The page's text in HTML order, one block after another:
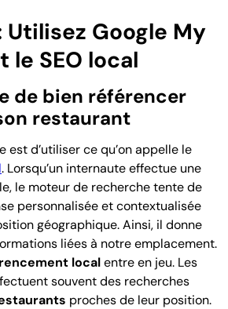
Utilisez Google My
le SEO local
de bien référencer
restaurant
est d’utiliser ce qu’on appelle le
. Lorsqu’un internaute effectue une
le moteur de recherche tente de
personnalisée et contextualisée
géographique. Ainsi, il donne
liées à notre emplacement.
localentre en jeu. Les
souvent des recherches
proches de leur position.